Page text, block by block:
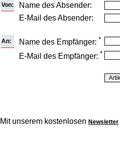
Von:
Name des Absender:
E-Mail des Absender:
An: Name des Empfänger: *
E-Mail des Empfänger: *
Mit unserem kostenlosen Newsletter